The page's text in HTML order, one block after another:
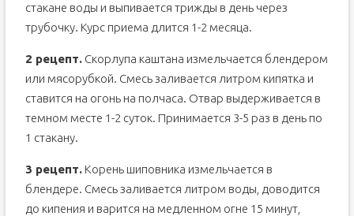
стакане воды и выпивается трижды в день через
трубочку. Курс приема длится 1-2 месяца.
2 рецепт.Скорлупа каштана измельчается блендером
или мясорубкой. Смесь заливается литром кипятка и
ставится на огонь на полчаса. Отвар выдерживается в
темном месте 1-2 суток. Принимается 3-5 раз в день по
1 стакану.
3 рецепт.Корень шиповника измельчается в
блендере. Смесь заливается литром воды, доводится
до кипения и варится на медленном огне 15 минут,